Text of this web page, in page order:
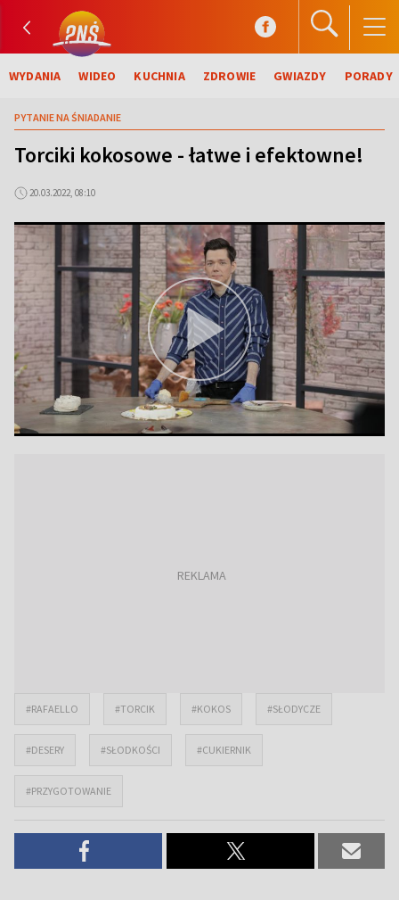
WYDANIA WIDEO KUCHNIA ZDROWIE GWIAZDY PORADY
PYTANIE NA ŚNIADANIE
Torciki kokosowe - łatwe i efektowne!
20.03.2022, 08:10
#RAFAELLO #TORCIK #KOKOS #SŁODYCZE
#DESERY #SŁODKOŚCI #CUKIERNIK
#PRZYGOTOWANIE